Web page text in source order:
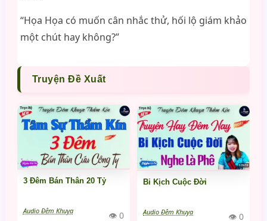
“Họa Họa có muốn cân nhắc thử, hối lộ giám khảo
một chút hay không?”
Truyện Đề Xuất
3 Đêm Bán Thân 20 Tỷ
Audio Đêm Khuya 👁 0
Bi Kịch Cuộc Đời
Audio Đêm Khuya 👁 0